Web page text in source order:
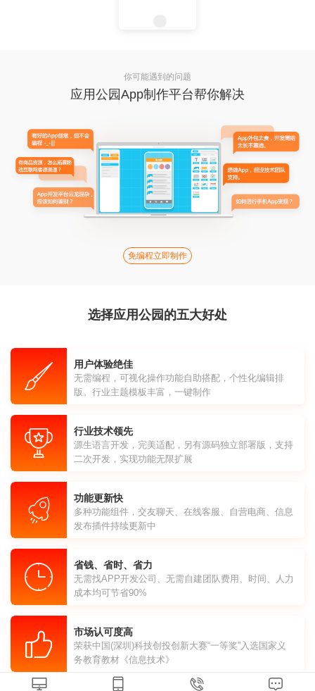
你可能遇到的问题
应用公园App制作平台帮你解决
免编程立即制作
选择应用公园的五大好处
用户体验绝佳
无需编程，可视化操作功能自助搭配，个性化编辑排
版。行业主题模板丰富，一键制作
行业技术领先
源生语言开发，完美适配，另有源码独立部署版，支持
二次开发，实现功能无限扩展
功能更新快
多种功能组件，交友聊天、在线客服、自营电商、信息
发布插件持续更新中
省钱、省时、省力
无需找APP开发公司、无需自建团队费用、时间、人力
成本均可节省90%
市场认可度高
荣获中国(深圳)科技创投创新大赛“一等奖”入选国家义
务教育教材《信息技术》